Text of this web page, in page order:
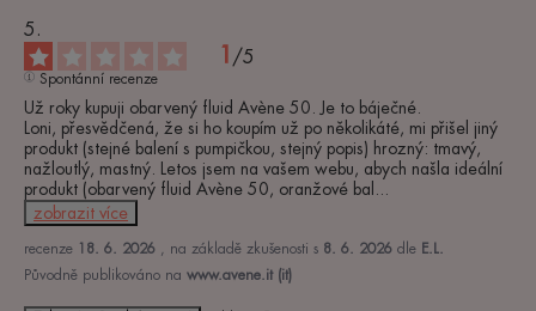
1 /5
Spontánní recenze
Už roky kupuji obarvený fluid Avène 50. Je to báječné.
Loni, přesvědčená, že si ho koupím už po několikáté, mi přišel jiný
produkt (stejné balení s pumpičkou, stejný popis) hrozný: tmavý,
nažloutlý, mastný. Letos jsem na vašem webu, abych našla ideální
produkt (obarvený fluid Avène 50, oranžové bal
zobrazit více
recenze 18. 6. 2026 , na základě zkušenosti s 8. 6. 2026 dle E.L.
Původně publikováno na www.avene.it (it)